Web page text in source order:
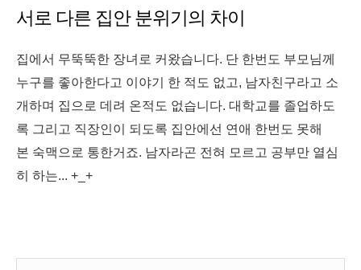
서로 다른 집안 분위기의 차이
집에서 무뚝뚝한 장녀로 커왔습니다. 단 한번도 부모님께
누구를 좋아한다고 이야기 한 적도 없고, 남자친구라고 소
개하며 집으로 데려 온적도 없습니다. 대학교를 졸업하도
록 그리고 직장인이 되도록 집안에선 연애 한번도 못해
본 숙맥으로 통한거죠. 남자라곤 전혀 모르고 공부만 열심
히 하는... +_+